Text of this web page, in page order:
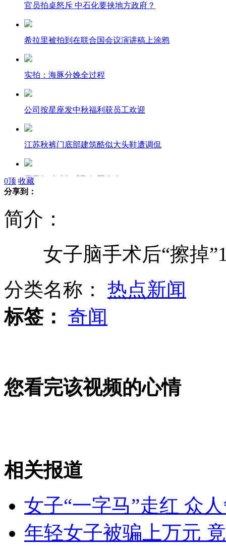
官员拍桌怒斥 中石化要挟地方政府？
希拉里被拍到在联合国会议演讲稿上涂鸦
实拍：海豚分娩全过程
公司按星座发中秋福利获员工欢迎
江苏秋裤门底部建筑酷似大头鞋遭调侃
男子驾驶喷气式飞行器上班
美国：“半机器人”蟑螂参与事故搜救
上海：黄牛被查 当街“晕倒”
武汉：35张照片迫使绑匪放人
山西运城恶犬咬伤多人 警民合力深夜将其击毙
外交部：有关国家言论片面不公正
安徽一实载49人客车翻车
0顶 收藏
分享到：
简介：
女子脑手术后“擦掉
分类名称： 热点新闻
标签： 奇闻
您看完该视频的心情
相关报道
女子“一字马”走红 众
年轻女子被骗上万元